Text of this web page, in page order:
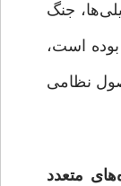
جنگ
است،
نظامی
متعدد